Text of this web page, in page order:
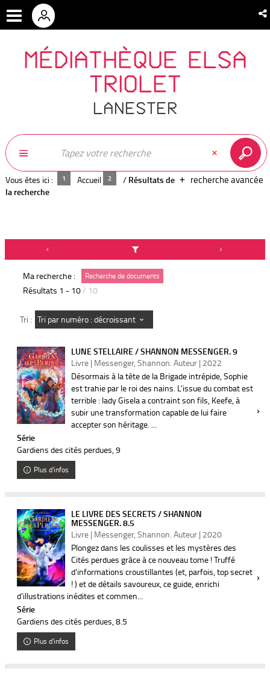
MÉDIATHÈQUE ELSA
TRIOLET
LANESTER
recherche avancée
Vous êtes ici : Accueil / Résultats de
la recherche
Ma recherche : Recherche de documents
Résultats 1 - 10/ 10
Tri : Tri par numéro : décroissant
LUNE STELLAIRE / SHANNON MESSENGER. 9
Livre | Messenger, Shannon. Auteur | 2022
Désormais à la tête de la Brigade intrépide, Sophie
est trahie par le roi des nains. L'issue du combat est
terrible : lady Gisela a contraint son fils, Keefe, à
subir une transformation capable de lui faire
accepter son héritage. ...
Série
Gardiens des cités perdues, 9
Plus d'infos
LE LIVRE DES SECRETS / SHANNON
MESSENGER. 8.5
Livre | Messenger, Shannon. Auteur | 2020
Plongez dans les coulisses et les mystères des
Cités perdues grâce à ce nouveau tome ! Truffé
d'informations croustillantes (et, parfois, top secret
! ) et de détails savoureux, ce guide, enrichi
d'illustrations inédites et commen...
Série
Gardiens des cités perdues, 8.5
Plus d'infos